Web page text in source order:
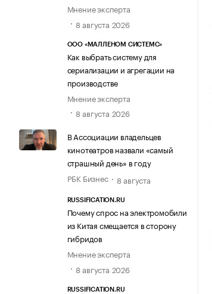
Мнение эксперта
8 августа 2026
ООО «МАЛЛЕНОМ СИСТЕМС»
Как выбрать систему для
сериализации и агрегации на
производстве
Мнение эксперта
8 августа 2026
В Ассоциации владельцев
кинотеатров назвали «самый
страшный день» в году
РБК Бизнес
8 августа
RUSSIFICATION.RU
Почему спрос на электромобили
из Китая смещается в сторону
гибридов
Мнение эксперта
8 августа 2026
RUSSIFICATION.RU